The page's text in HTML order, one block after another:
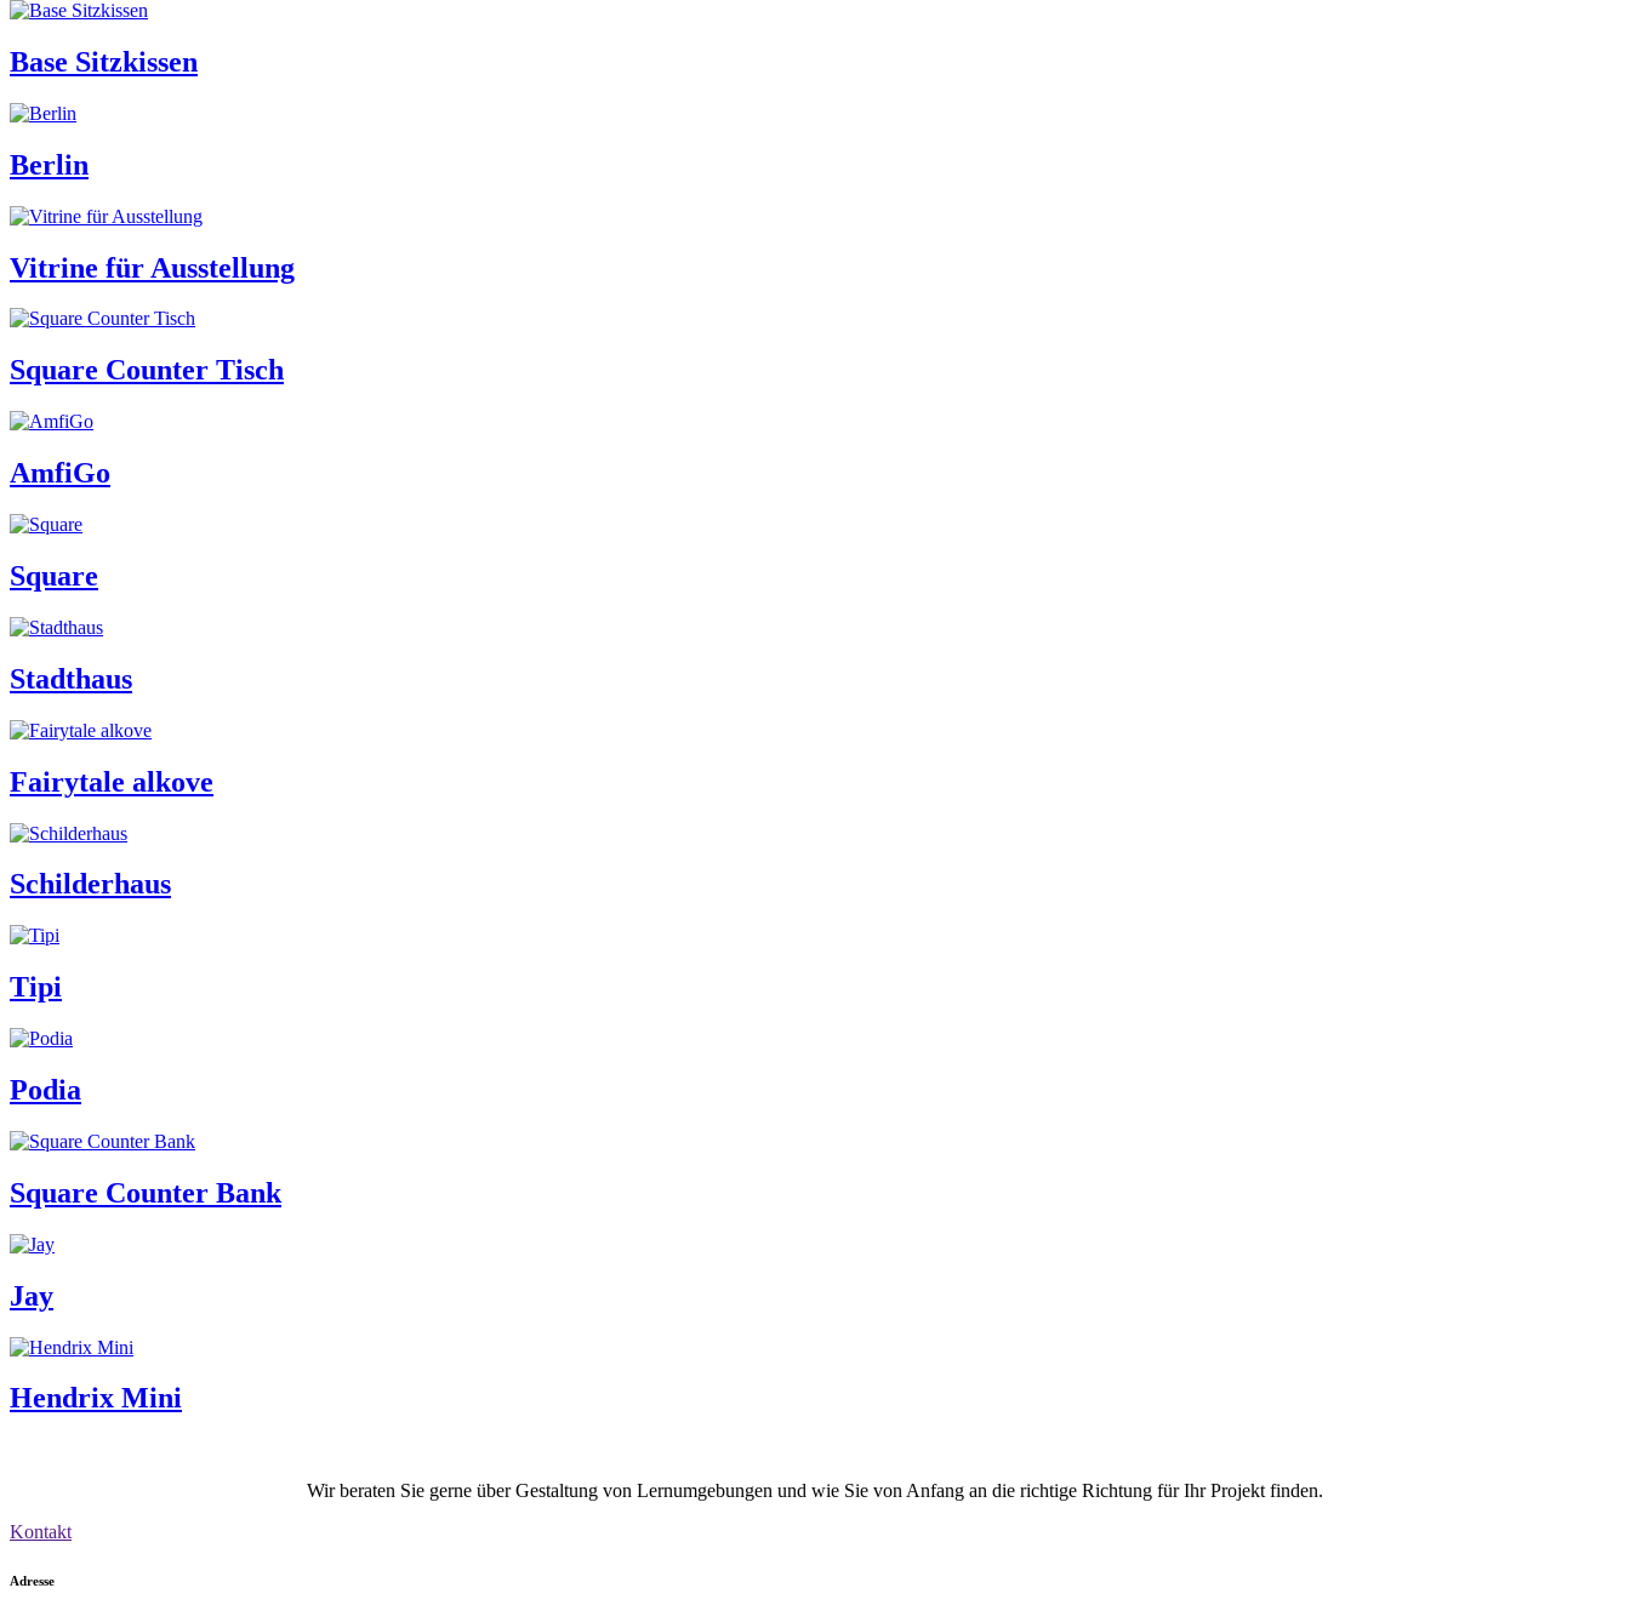
Base Sitzkissen
Berlin
Vitrine für Ausstellung
Square Counter Tisch
AmfiGo
Square
Stadthaus
Fairytale alkove
Schilderhaus
Tipi
Podia
Square Counter Bank
Jay
Hendrix Mini
Wir beraten Sie gerne über Gestaltung von Lernumgebungen und wie Sie von Anfang an die richtige Richtung für Ihr Projekt finden.
Kontakt
Adresse